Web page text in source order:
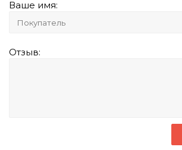
Ваше имя:
Отзыв: